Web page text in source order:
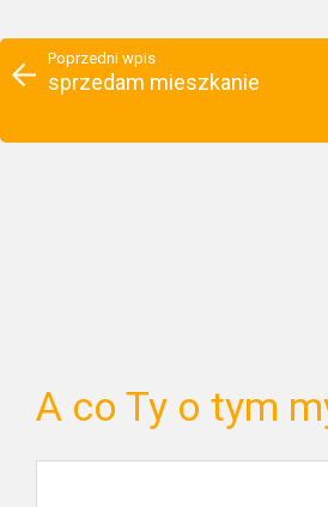
Poprzedni wpis
sprzedam mieszkanie
A co Ty o tym